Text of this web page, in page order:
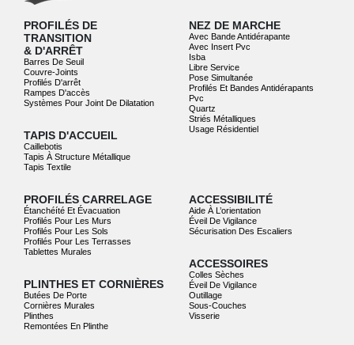
PROFILÉS DE
TRANSITION
& D'ARRÊT
Barres De Seuil
Couvre-Joints
Profilés D'arrêt
Rampes D'accès
Systèmes Pour Joint De Dilatation
TAPIS D'ACCUEIL
Caillebotis
Tapis À Structure Métallique
Tapis Textile
NEZ DE MARCHE
Avec Bande Antidérapante
Avec Insert Pvc
Isba
Libre Service
Pose Simultanée
Profilés Et Bandes Antidérapants
Pvc
Quartz
Striés Métalliques
Usage Résidentiel
PROFILÉS CARRELAGE
Étanchéíté Et Évacuation
Profilés Pour Les Murs
Profilés Pour Les Sols
Profilés Pour Les Terrasses
Tablettes Murales
PLINTHES ET CORNIÈRES
Butées De Porte
Cornières Murales
Plinthes
Remontées En Plinthe
ACCESSIBILITÉ
Aide À L’orientation
Éveil De Vigilance
Sécurisation Des Escaliers
ACCESSOIRES
Colles Sèches
Éveil De Vigilance
Outillage
Sous-Couches
Visserie